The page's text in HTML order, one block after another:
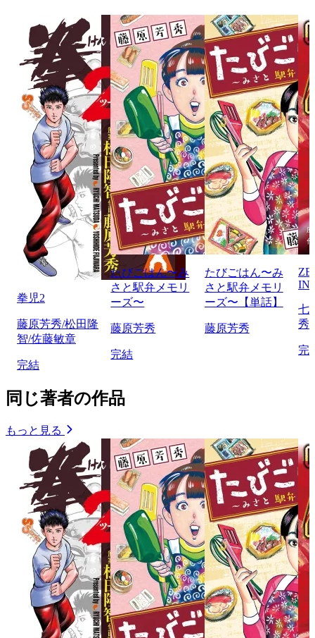
拳児2
藤原芳秀/松田隆
智/佐藤敏章
完結
たびごはん〜み
さと駅弁メモリ
ーズ〜
藤原芳秀
完結
たびごはん〜み
さと駅弁メモリ
ーズ〜【単話】
藤原芳秀
七
秀
完
同じ著者の作品
もっと見る